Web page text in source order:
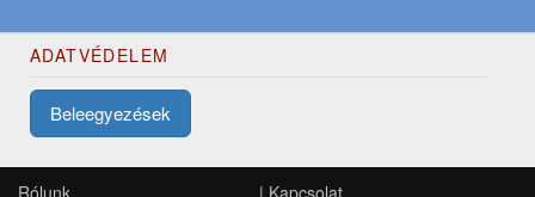
ADATVÉDELEM
Beleegyezések